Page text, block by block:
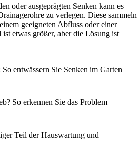
oder ausgeprägten Senken kann es
zu verlegen. Diese sammeln
geeigneten Abfluss oder einer
etwas größer, aber die Lösung ist
entwässern Sie Senken im Garten
So erkennen Sie das Problem
Teil der Hauswartung und